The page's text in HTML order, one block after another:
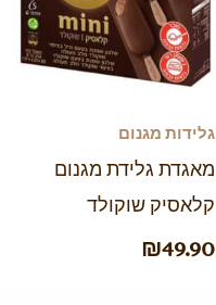
גלידות מגנום
מאגדת גלידת מגנום
קלאסיק שוקולד
₪49.90